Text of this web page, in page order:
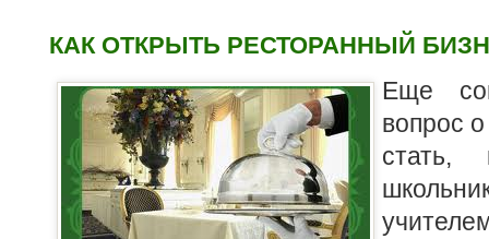
КАК ОТКРЫТЬ РЕСТОРАННЫЙ
Еще
вопрос
стать,